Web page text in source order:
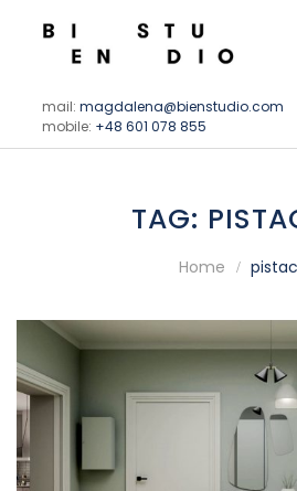
mail: magdalena@bienstudio.com
mobile: +48 601 078 855
TAG:
Home